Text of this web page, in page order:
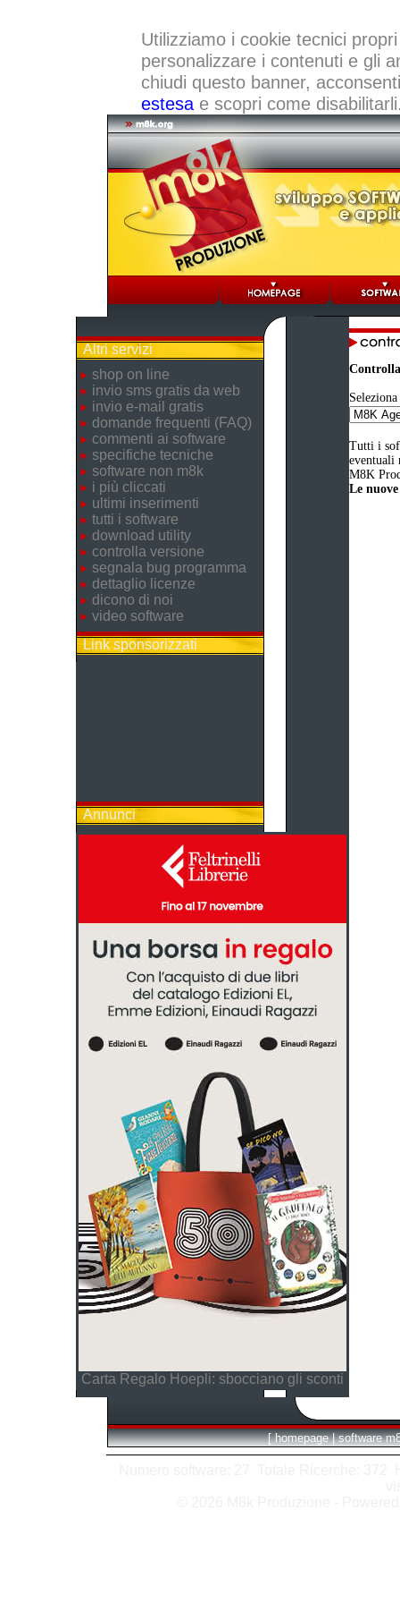
Utilizziamo i cookie tecnici
personalizzare i contenuti e gli
chiudi questo banner,
estesae scopri come
Altri servizi
shop on line
invio sms gratis da web
invio e-mail gratis
domande frequenti (FAQ)
commenti ai software
specifiche tecniche
software non m8k
i più cliccati
ultimi inserimenti
tutti i software
download utility
controlla versione
segnala bug programma
dettaglio licenze
dicono di noi
video software
Link sponsorizzati
Annunci
Carta Regalo Hoepli: sbocciano gli sconti
Tutti i
eventuali
M8K
Le
[ homepage | software